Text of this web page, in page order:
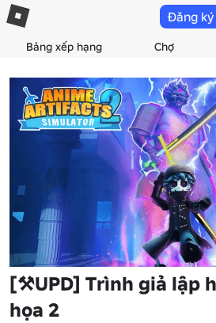
Bảng xếp hạng Chợ
Đăng ký
[⚒️UPD] Trình giả lập
họa 2